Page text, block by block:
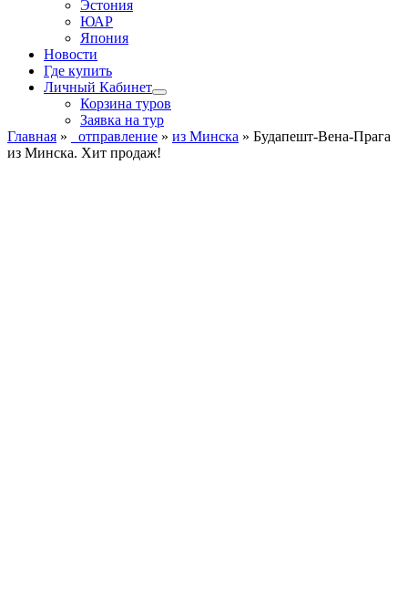
Эстония
ЮАР
Япония
Новости
Где купить
Личный Кабинет
Корзина туров
Заявка на тур
Главная » _отправление » из Минска » Будапешт-Вена-Прага
из Минска. Хит продаж!